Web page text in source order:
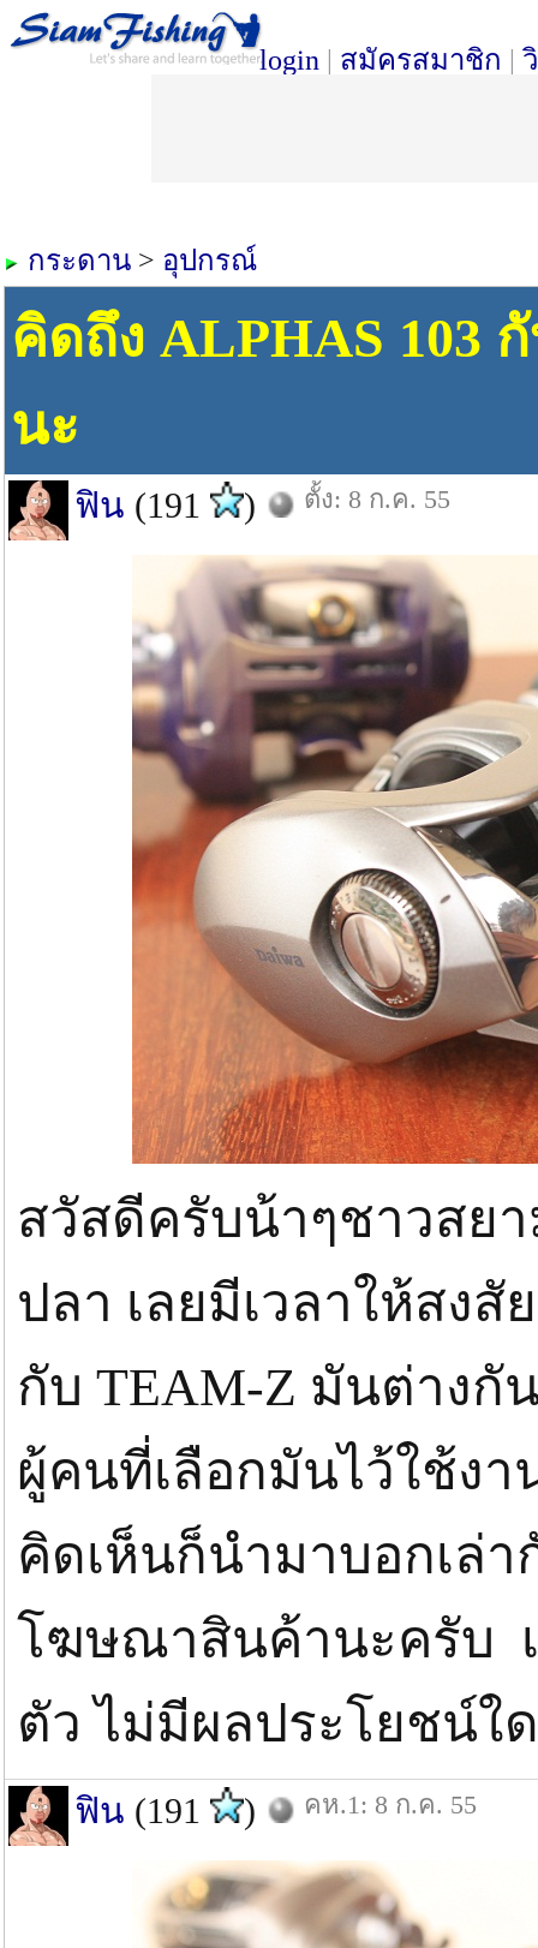
login | สมัครสมาชิก |
กระดาน > อุปกรณ์
คิดถึง ALPHAS 103
นะ
ฟิน (191 ) ตั้ง: 8 ก.ค. 55
สวัสดีครับน้าๆชาวสย
ปลา เลยมีเวลาให้สงสั
กับ TEAM-Z มันต่างกั
ผู้คนที่เลือกมันไว้ใช้ง
คิดเห็นก็นำมาบอกเล่
โฆษณาสินค้านะครับ
ตัว ไม่มีผลประโยชน์ใ
ฟิน (191 ) คห.1: 8 ก.ค. 55